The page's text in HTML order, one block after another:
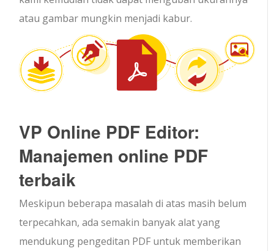
atau gambar mungkin menjadi kabur.
VP Online PDF Editor:
Manajemen online PDF
terbaik
Meskipun beberapa masalah di atas masih belum
terpecahkan, ada semakin banyak alat yang
mendukung pengeditan PDF untuk memberikan